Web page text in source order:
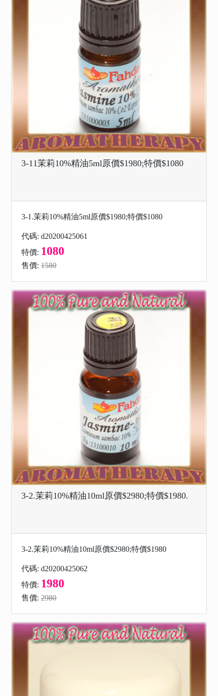
3-11茉莉10%精油5ml原價$1980;特價$1080
3-1.茉莉10%精油5ml原價$1980;特價$1080
代碼: d20200425061
特價: 1080
售價: 1580
3-2.茉莉10%精油10ml原價$2980;特價$1980.
3-2.茉莉10%精油10ml原價$2980;特價$1980
代碼: d20200425062
特價: 1980
售價: 2980